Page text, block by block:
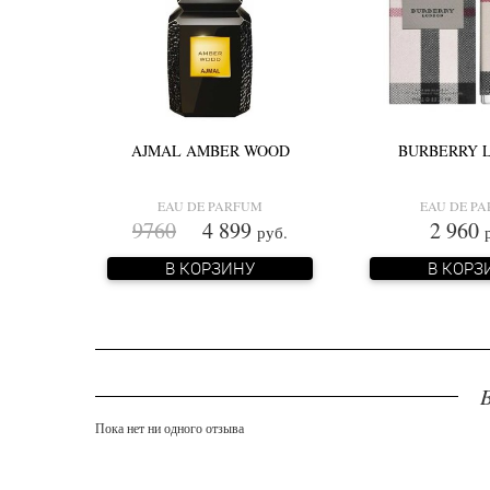
AJMAL AMBER WOOD
EAU DE PARFUM
9760 4 899 руб.
В КОРЗИНУ
BURBERRY
EAU DE
2 960
В
Пока нет ни одного отзыва